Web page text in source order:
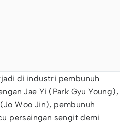
di industri pembunuh
Jae Yi (Park Gyu Young),
Woo Jin), pembunuh
persaingan sengit demi